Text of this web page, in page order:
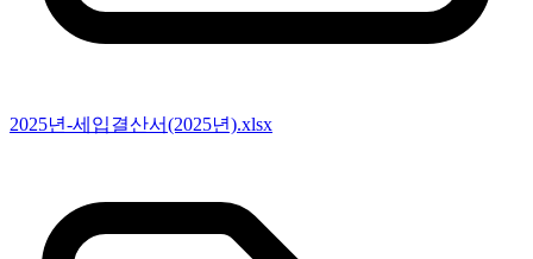
2025년-세입결산서(2025년).xlsx